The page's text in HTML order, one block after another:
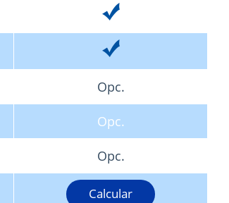
Opc.
Opc.
Opc.
Calcular